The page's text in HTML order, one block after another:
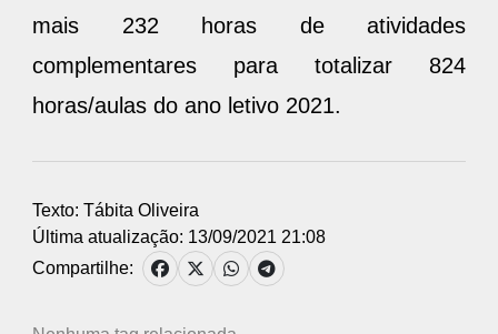
mais 232 horas de atividades
complementares para totalizar 824
horas/aulas do ano letivo 2021.
Texto: Tábita Oliveira
Última atualização: 13/09/2021 21:08
Compartilhe: